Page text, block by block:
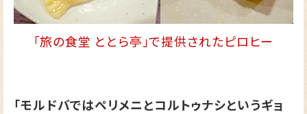
「旅の食堂 ととら亭」で提供されたピロヒー
「モルドバではペリメニとコルトゥナシというギョ